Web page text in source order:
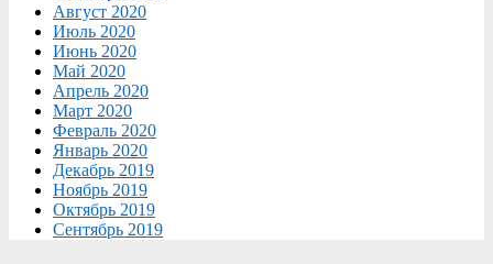
Август 2020
Июль 2020
Июнь 2020
Май 2020
Апрель 2020
Март 2020
Февраль 2020
Январь 2020
Декабрь 2019
Ноябрь 2019
Октябрь 2019
Сентябрь 2019